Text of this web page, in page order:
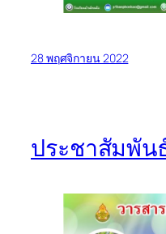
28 พฤศจิกายน 2022
ประชาสัมพัน